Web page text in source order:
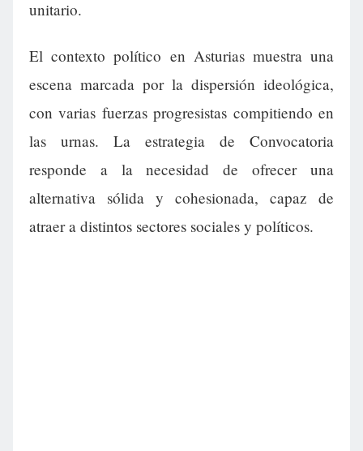
unitario.
El contexto político en Asturias muestra una
escena marcada por la dispersión ideológica,
con varias fuerzas progresistas compitiendo en
las urnas. La estrategia de Convocatoria
responde a la necesidad de ofrecer una
alternativa sólida y cohesionada, capaz de
atraer a distintos sectores sociales y políticos.